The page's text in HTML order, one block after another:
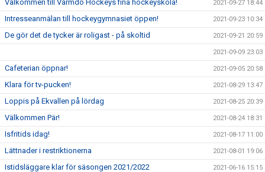
Välkommen till Värmdö Hockeys fina hockeyskola! 2021-09-27 18:44
Intresseanmälan till hockeygymnasiet öppen! 2021-09-23 10:34
De gör det de tycker är roligast - på skoltid 2021-09-21 20:59
2021-09-09 23:03
Cafeterian öppnar! 2021-09-05 20:58
Klara för tv-pucken! 2021-08-29 13:47
Loppis på Ekvallen på lördag 2021-08-25 20:39
Välkommen Pär! 2021-08-24 18:31
Isfritids idag! 2021-08-17 11:00
Lättnader i restriktionerna 2021-08-01 19:06
Istidsläggare klar för säsongen 2021/2022 2021-06-16 15:15